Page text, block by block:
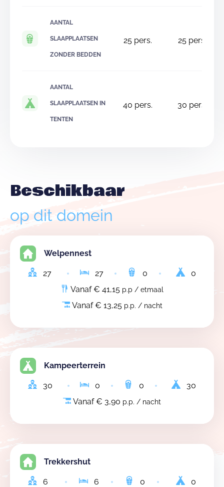
AANTAL
SLAAPPLAATSEN
ZONDER BEDDEN
25 pers. 25pers.
AANTAL
SLAAPPLAATSEN IN
TENTEN
40 pers. 30 pers.
Beschikbaar
op dit domein
Welpennest
27 27 0
0
Vanaf € 41,15 p.p / etmaal
Vanaf € 13,25 p.p. / nacht
Kampeerterrein
30 0 0
30
Vanaf € 3,90 p.p. / nacht
Trekkershut
6 6 0 0